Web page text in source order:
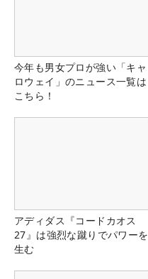
今年も男女プロが強い「キャ
ロウェイ」のニュース一覧は
こちら！
アディダス『コードカオス
27』は強烈な蹴りでパワーを
生む